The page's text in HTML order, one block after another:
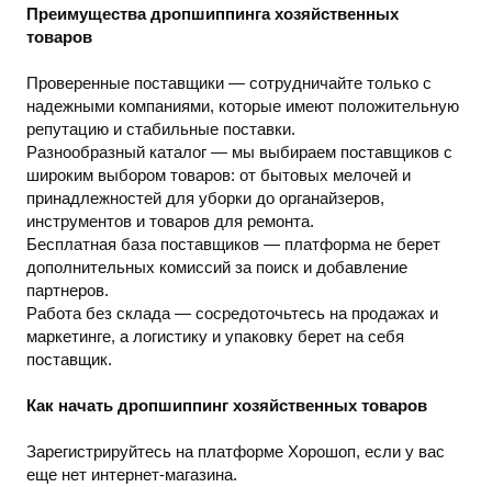
Преимущества дропшиппинга хозяйственных
товаров
Проверенные поставщики — сотрудничайте только с
надежными компаниями, которые имеют положительную
репутацию и стабильные поставки.
Разнообразный каталог — мы выбираем поставщиков с
широким выбором товаров: от бытовых мелочей и
принадлежностей для уборки до органайзеров,
инструментов и товаров для ремонта.
Бесплатная база поставщиков — платформа не берет
дополнительных комиссий за поиск и добавление
партнеров.
Работа без склада — сосредоточьтесь на продажах и
маркетинге, а логистику и упаковку берет на себя
поставщик.
Как начать дропшиппинг хозяйственных товаров
Зарегистрируйтесь на платформе Хорошоп, если у вас
еще нет интернет-магазина.